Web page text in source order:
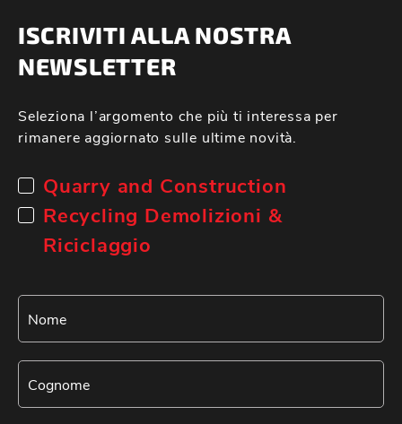
ISCRIVITI ALLA NOSTRA
NEWSLETTER
Seleziona l’argomento che più ti interessa per
rimanere aggiornato sulle ultime novità.
Quarry and Construction
Recycling Demolizioni &
Riciclaggio